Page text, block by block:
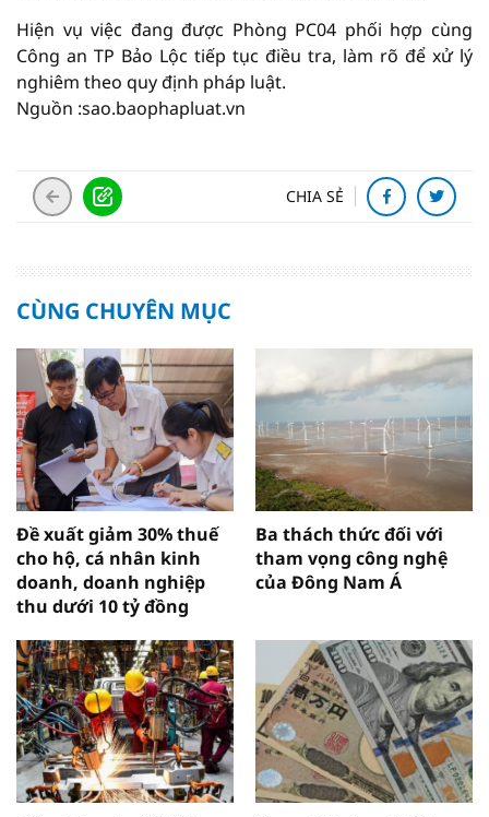
Hiện vụ việc đang được Phòng PC04 phối hợp cùng
Công an TP Bảo Lộc tiếp tục điều tra, làm rõ để xử lý
nghiêm theo quy định pháp luật.
Nguồn :sao.baophapluat.vn
CHIA SẺ
CÙNG CHUYÊN MỤC
Đề xuất giảm 30% thuế
cho hộ, cá nhân kinh
doanh, doanh nghiệp
thu dưới 10 tỷ đồng
Ba thách thức đối với
tham vọng công nghệ
của Đông Nam Á